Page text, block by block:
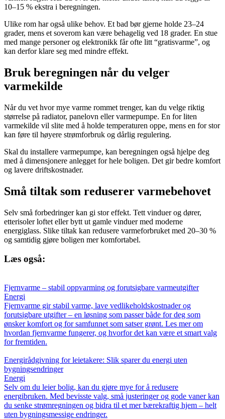
10–15 % ekstra i beregningen.
Ulike rom har også ulike behov. Et bad bør gjerne holde 23–24
grader, mens et soverom kan være behagelig ved 18 grader. En stue
med mange personer og elektronikk får ofte litt “gratisvarme”, og
kan derfor klare seg med mindre effekt.
Bruk beregningen når du velger
varmekilde
Når du vet hvor mye varme rommet trenger, kan du velge riktig
størrelse på radiator, panelovn eller varmepumpe. En for liten
varmekilde vil slite med å holde temperaturen oppe, mens en for stor
kan føre til høyere strømforbruk og dårlig regulering.
Skal du installere varmepumpe, kan beregningen også hjelpe deg
med å dimensjonere anlegget for hele boligen. Det gir bedre komfort
og lavere driftskostnader.
Små tiltak som reduserer varmebehovet
Selv små forbedringer kan gi stor effekt. Tett vinduer og dører,
etterisoler loftet eller bytt ut gamle vinduer med moderne
energiglass. Slike tiltak kan redusere varmeforbruket med 20–30 %
og samtidig gjøre boligen mer komfortabel.
Læs også:
Fjernvarme – stabil oppvarming og forutsigbare varmeutgifter
Energi
Fjernvarme gir stabil varme, lave vedlikeholdskostnader og
forutsigbare utgifter – en løsning som passer både for deg som
ønsker komfort og for samfunnet som satser grønt. Les mer om
hvordan fjernvarme fungerer, og hvorfor det kan være et smart valg
for fremtiden.
Energirådgivning for leietakere: Slik sparer du energi uten
bygningsendringer
Energi
Selv om du leier bolig, kan du gjøre mye for å redusere
energibruken. Med bevisste valg, små justeringer og gode vaner kan
du senke strømregningen og bidra til et mer bærekraftig hjem – helt
uten bygningsmessige endringer.